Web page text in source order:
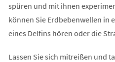
spüren und mit ihnen
können Sie Erdbebenwellen in
eines Delfins hören oder die
Lassen Sie sich mitreißen und